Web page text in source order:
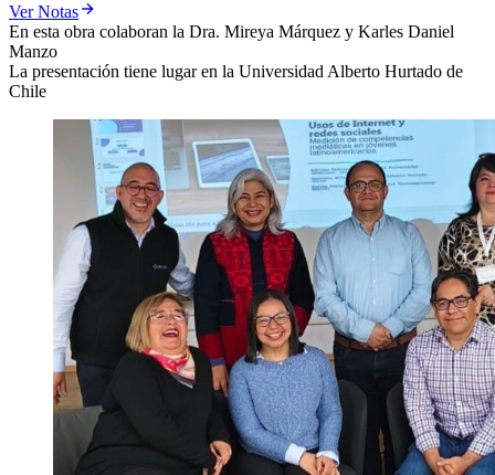
Ver Notas
En esta obra colaboran la Dra. Mireya Márquez y Karles Daniel
Manzo
La presentación tiene lugar en la Universidad Alberto Hurtado de
Chile